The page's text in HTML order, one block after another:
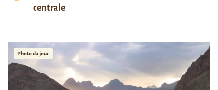
centrale
Photo du jour